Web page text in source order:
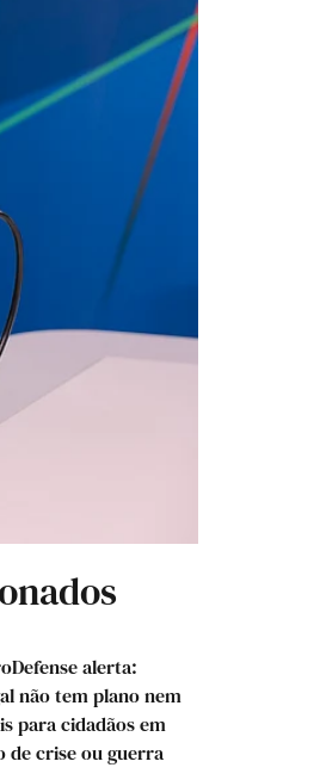
alerta:
não tem plano nem
para cidadãos em
de crise ou guerra